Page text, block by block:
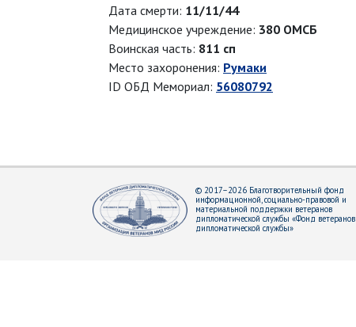
Дата смерти: 11/11/44
Медицинское учреждение: 380 ОМСБ
Воинская часть: 811 сп
Место захоронения: Румаки
ID ОБД Мемориал: 56080792
© 2017–2026 Благотворительный фонд
информационной, социально-правовой и
материальной поддержки ветеранов
дипломатической службы «Фонд ветеранов
дипломатической службы»